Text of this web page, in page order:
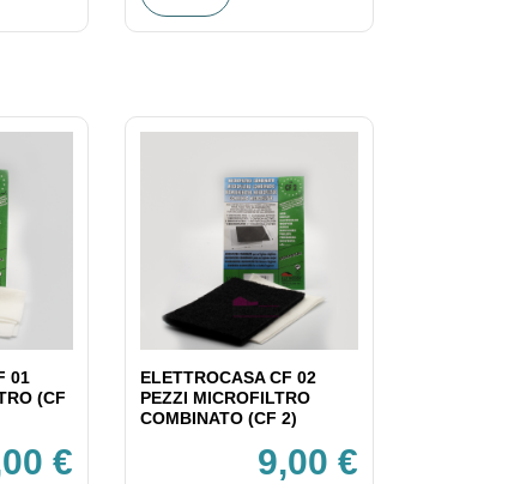
01
(CF
€
ELETTROCASA CF 02
PEZZI MICROFILTRO
COMBINATO (CF 2)
9,00 €